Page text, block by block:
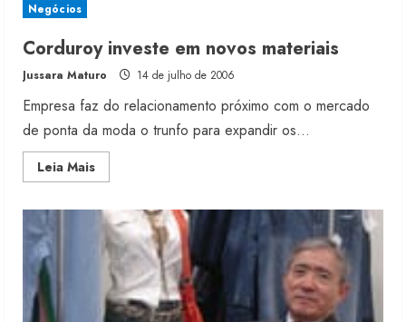
Negócios
Corduroy investe em novos materiais
Jussara Maturo 14 de julho de 2006
Empresa faz do relacionamento próximo com o mercado
de ponta da moda o trunfo para expandir os...
Leia MaisRead
more
investe
em
novos
materiais